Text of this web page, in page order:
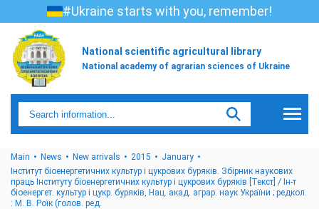
#Ukraine starts with you, remember!
National scientific agricultural library
National academy of agrarian sciences of Ukraine
Main News New arrivals 2015
January
Інститут біоенергетичних культур і цукрових буряків. Збірник наукових
праць Інституту біоенергетичних культур і цукрових буряків [Текст] / Ін-т
біоенергет. культур і цукр. буряків, Нац. акад. аграр. наук України ; редкол.
: М. В. Роїк (голов. ред.